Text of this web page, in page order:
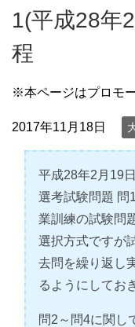
1(平成28年
程
※本ページはプロモ
2017年11月18日
平成28年2月19
選考試験問題 問
業訓練の試験問
選択方式ですが
去問を繰り返し
るようにしてお
問2～問4に関し